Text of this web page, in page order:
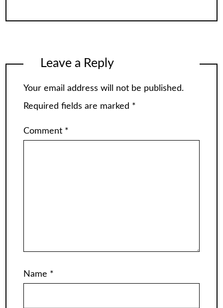
Leave a Reply
Your email address will not be published.
Required fields are marked *
Comment *
Name *